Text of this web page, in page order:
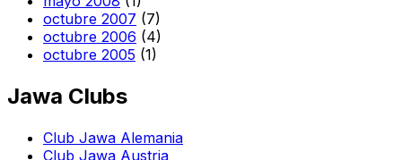
octubre 2007 (7)
octubre 2006 (4)
octubre 2005 (1)
Jawa Clubs
Club Jawa Alemania
Club Jawa Austria